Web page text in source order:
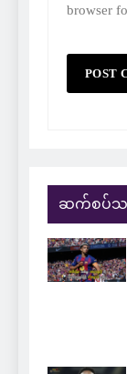
browser
ဆက်စပ်သတ